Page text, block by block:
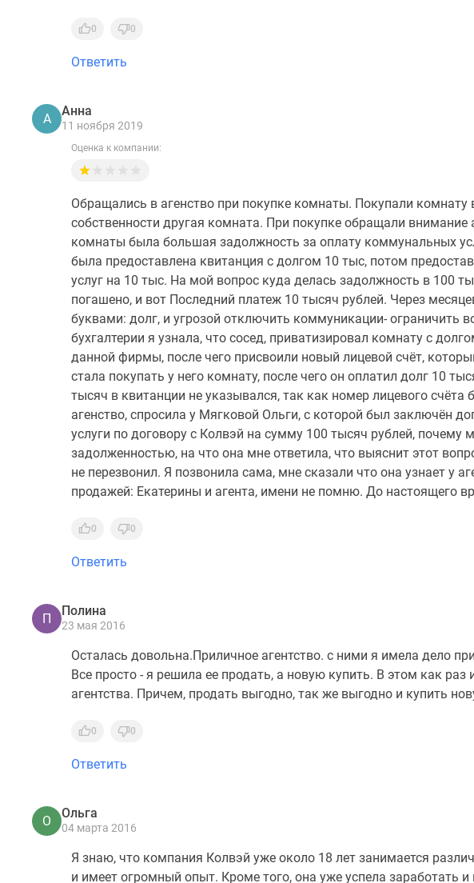
0 0
Ответить
А
Анна
11 ноября 2019
Оценка к компании:
Обращались в агенство при покупке комнаты. Покупали комнату
собственности другая комната. При покупке обращали внимание
комнаты была большая задолжность за оплату коммунальных
была предоставлена квитанция с долгом 10 тыс, потом
услуг на 10 тыс. На мой вопрос куда делась задолжность в 100
погашено, и вот Последний платеж 10 тысяч рублей. Через
буквами: долг, и угрозой отключить коммуникации- ограничить
бухгалтерии я узнала, что сосед, приватизировал комнату с
данной фирмы, после чего присвоили новый лицевой счёт,
стала покупать у него комнату, после чего он оплатил долг 10
тысяч в квитанции не указывался, так как номер лицевого
агенство, спросила у Мягковой Ольги, с которой был заключён
услуги по договору с Колвэй на сумму 100 тысяч рублей, почему
задолженностью, на что она мне ответила, что выяснит этот
не перезвонил. Я позвонила сама, мне сказали что она узнает у
продажей: Екатерины и агента, имени не помню. До настоящего
0 0
Ответить
П
Полина
23 мая 2016
Осталась довольна.Приличное агентство. с ними я имела дело
Все просто - я решила ее продать, а новую купить. В этом как раз
агентства. Причем, продать выгодно, так же выгодно и купить
0 0
Ответить
О
Ольга
04 марта 2016
Я знаю, что компания Колвэй уже около 18 лет занимается
и имеет огромный опыт. Кроме того, она уже успела заработать